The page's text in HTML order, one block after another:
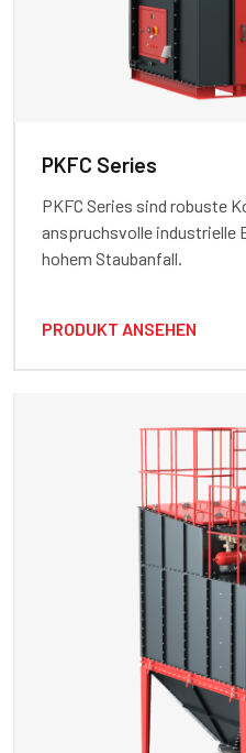
PKFC Series
PKFC Series sind robuste
anspruchsvolle industrielle
hohem Staubanfall.
PRODUKT ANSEHEN